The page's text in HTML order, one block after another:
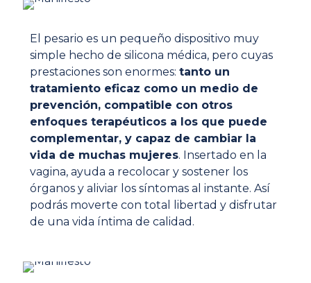
El pesario es un pequeño dispositivo muy
simple hecho de silicona médica, pero cuyas
prestaciones son enormes: tanto un
tratamiento eficaz como un medio de
prevención, compatible con otros
enfoques terapéuticos a los que puede
complementar, y capaz de cambiar la
vida de muchas mujeres. Insertado en la
vagina, ayuda a recolocar y sostener los
órganos y aliviar los síntomas al instante. Así
podrás moverte con total libertad y disfrutar
de una vida íntima de calidad.